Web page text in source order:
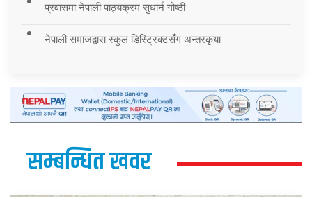
प्रवासमा नेपाली पाठ्यक्रम सुधार्न गोष्ठी
नेपाली समाजद्वारा स्कुल डिस्ट्रिक्टसँग अन्तरकृया
सम्बन्धित खवर